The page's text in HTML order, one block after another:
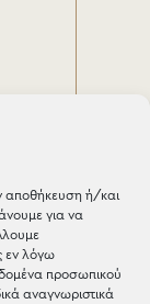
αποθήκευση ή/και
για να
εν λόγω
προσωπικού
αναγνωριστικά